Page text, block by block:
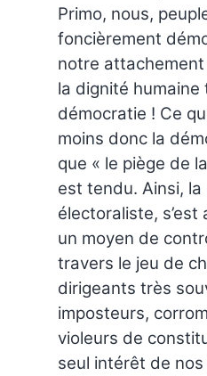
Primo, nous,
foncièrement
notre attachement
la dignité humaine
démocratie ! Ce
moins donc la
que « le piège de
est tendu. Ainsi,
électoraliste, s’est
un moyen de
travers le jeu de
dirigeants très
imposteurs,
violeurs de
seul intérêt de